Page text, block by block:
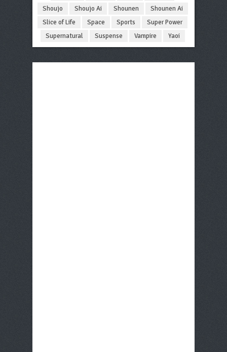
Shoujo
Shoujo Ai Shounen
Shounen Ai
Slice of Life
Space Sports
Super Power
Supernatural
Suspense Vampire Yaoi